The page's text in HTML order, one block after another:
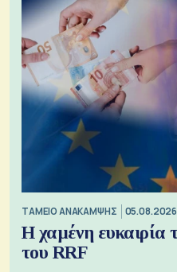
ΤΑΜΕΙΟ ΑΝΑΚΑΜΨΗΣ
Η χαμένη ευκαιρία
του RRF